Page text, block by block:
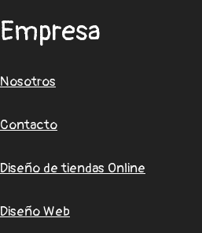
Empresa
Nosotros
Contacto
Diseño de tiendas Online
Diseño Web